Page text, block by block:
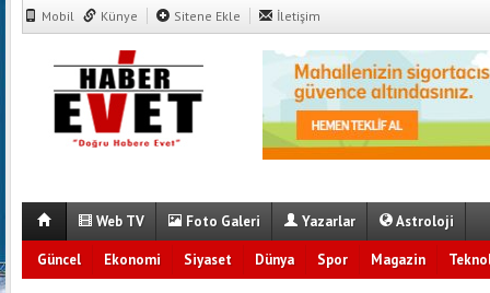
Mobil Künye Sitene Ekle İletişim
Web TV Foto Galeri Yazarlar Astroloji
Güncel Ekonomi Siyaset Dünya Spor Magazin